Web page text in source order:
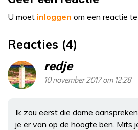
U moet inloggen om een reactie
Reacties (4)
redje
10 november 2017 om 12:28
Ik zou eerst die dame
je er van op de hoogte ben. Mits